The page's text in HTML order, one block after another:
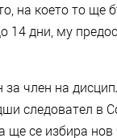
на което то ще
14 дни, му
член на
следовател в
се избира